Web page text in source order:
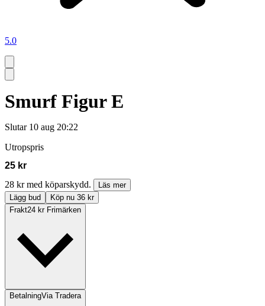
5.0
Smurf Figur E
Slutar 10 aug 20:22
Utropspris
25 kr
28 kr med köparskydd.
Läs mer
Lägg bud
Köp nu 36 kr
Frakt24 kr Frimärken
BetalningVia Tradera